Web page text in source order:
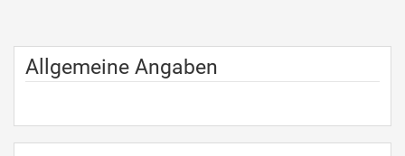
Allgemeine Angaben